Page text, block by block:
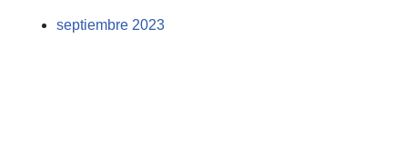
septiembre 2023